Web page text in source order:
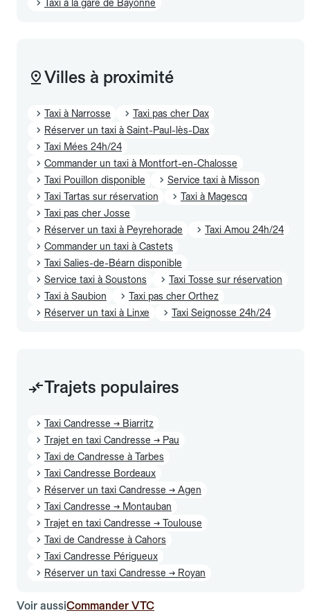
Taxi à la gare de Bayonne
Villes à proximité
Taxi à Narrosse
Taxi pas cher Dax
Réserver un taxi à Saint-Paul-lès-Dax
Taxi Mées 24h/24
Commander un taxi à Montfort-en-Chalosse
Taxi Pouillon disponible
Service taxi à Misson
Taxi Tartas sur réservation
Taxi à Magescq
Taxi pas cher Josse
Réserver un taxi à Peyrehorade
Taxi Amou 24h/24
Commander un taxi à Castets
Taxi Salies-de-Béarn disponible
Service taxi à Soustons
Taxi Tosse sur réservation
Taxi à Saubion
Taxi pas cher Orthez
Réserver un taxi à Linxe
Taxi Seignosse 24h/24
Trajets populaires
Taxi Candresse → Biarritz
Trajet en taxi Candresse → Pau
Taxi de Candresse à Tarbes
Taxi Candresse Bordeaux
Réserver un taxi Candresse → Agen
Taxi Candresse → Montauban
Trajet en taxi Candresse → Toulouse
Taxi de Candresse à Cahors
Taxi Candresse Périgueux
Réserver un taxi Candresse → Royan
Voir aussiCommander VTC